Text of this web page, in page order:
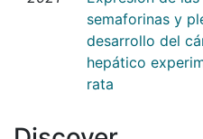
semaforinas y
desarrollo del
hepático
rata